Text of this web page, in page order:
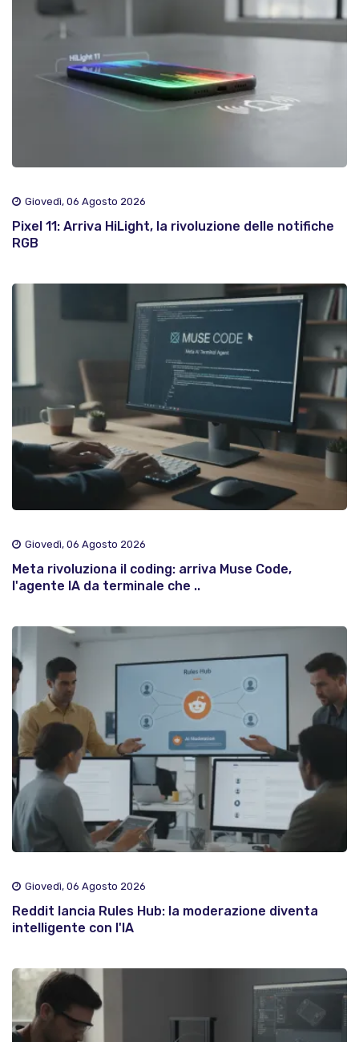
Giovedì, 06 Agosto 2026
Pixel 11: Arriva HiLight, la rivoluzione delle notifiche
RGB
Giovedì, 06 Agosto 2026
Meta rivoluziona il coding: arriva Muse Code,
l'agente IA da terminale che ..
Giovedì, 06 Agosto 2026
Reddit lancia Rules Hub: la moderazione diventa
intelligente con l'IA